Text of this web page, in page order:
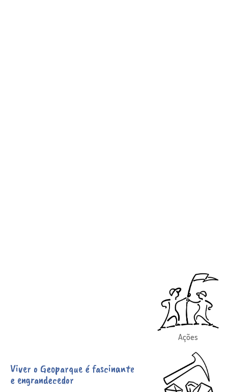
Viver o Geoparque é fascinante
e engrandecedor
Ações